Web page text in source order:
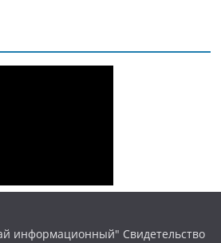
информационный" Свидетельство